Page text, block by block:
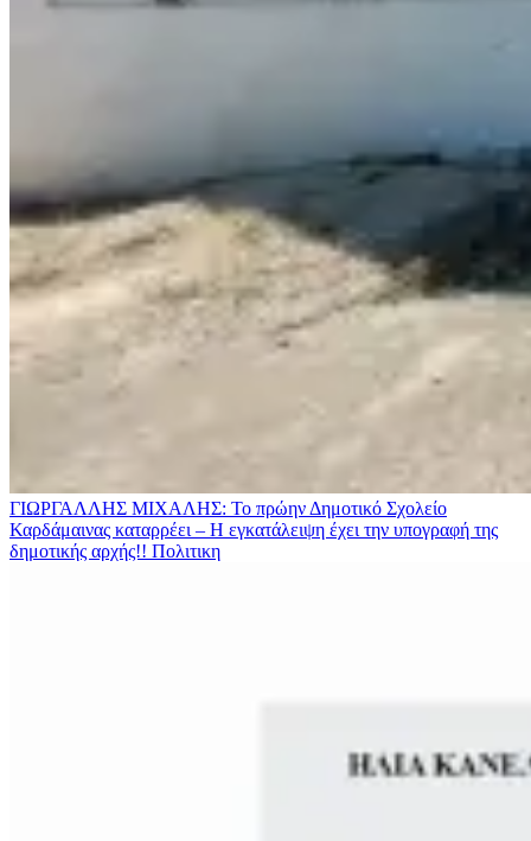
ΓΙΩΡΓΑΛΛΗΣ ΜΙΧΑΛΗΣ: Το πρώην Δημοτικό Σχολείο
Καρδάμαινας καταρρέει – Η εγκατάλειψη έχει την υπογραφή της
δημοτικής αρχής!! Πολιτικη